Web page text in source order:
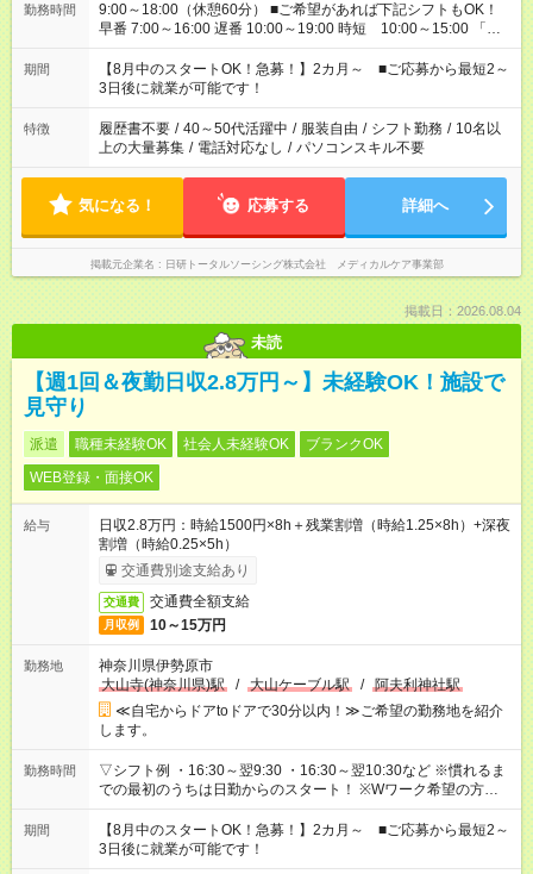
勤務時間
9:00～18:00（休憩60分） ■ご希望があれば下記シフトもOK！
早番 7:00～16:00 遅番 10:00～19:00 時短 10:00～15:00 「家
族と休みを合わせたい」 「余裕を持って夕飯の準備がしたい」
「できれば残業はしたくない」 など、ご希望を教えてください
ね。 ※Wワーク希望の方へ 今ご覧のお仕事で希望する勤務時間
と、もう1つのお仕事の勤務時間。 合計で週40時間を超える場
合は応募できません。
期間
【8月中のスタートOK！急募！】2カ月～ ■ご応募から最短2～
3日後に就業が可能です！
特徴 履歴書不要 / 40～50代活躍中 / 服装自由 / シフト勤務 / 10名以
上の大量募集 / 電話対応なし / パソコンスキル不要
気になる！ 応募する 詳細へ
掲載元企業名 日研トータルソーシング株式会社 メディカルケア事業部
掲載日：2026.08.04
未読
【週1回＆夜勤日収2.8万円～】未経験OK！施設で
見守り
派遣 職種未経験OK 社会人未経験OK
ブランクOK
WEB登録・面接OK
給与
日収2.8万円：時給1500円×8h＋残業割増（時給1.25×8h）+深夜
割増（時給0.25×5h）
交通費別途支給あり
交通費 交通費全額支給
月収例 10～15万円
勤務地
神奈川県伊勢原市
大山寺(神奈川県)駅
/ 大山ケーブル駅 / 阿夫利神社駅
≪自宅からドアtoドアで30分以内！≫ご希望の勤務地を紹介
します。
勤務時間
▽シフト例 ・16:30～翌9:30 ・16:30～翌10:30など ※慣れるま
での最初のうちは日勤からのスタート！ ※Wワーク希望の方へ
今ご覧のお仕事で希望する勤務時間と、もう1つのお仕事の勤務
時間。 合計で週40時間を超える場合は応募できません。
期間
【8月中のスタートOK！急募！】2カ月～ ■ご応募から最短2～
3日後に就業が可能です！